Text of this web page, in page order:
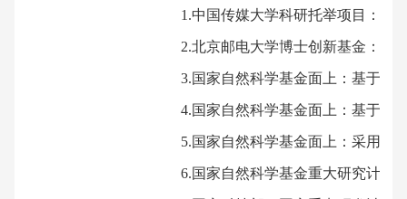
1.中国传媒大学科研托举项目：区
2.北京邮电大学博士创新基金：区
3.国家自然科学基金面上：基于量
4.国家自然科学基金面上：基于测
5.国家自然科学基金面上：采用属
6.国家自然科学基金重大研究计划